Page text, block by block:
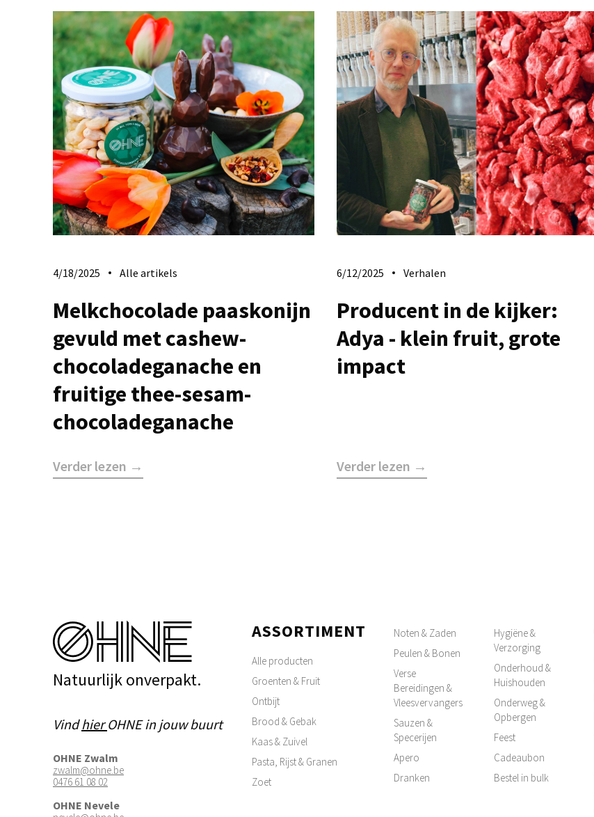
4/18/2025 Alle artikels
Melkchocolade paaskonijn
gevuld met cashew-
chocoladeganache en
fruitige thee-sesam-
chocoladeganache
Verder lezen →
6/12/2025 Verhalen
Producent in de kijker:
Adya - klein fruit, grote
impact
Verder lezen →
Natuurlijk onverpakt.
VindhierOHNE in jouw buurt
OHNE Zwalm
zwalm@ohne.be
0476 61 08 02
OHNE Nevele
ASSORTIMENT
Alle producten
Groenten & Fruit
Ontbijt
Brood & Gebak
Kaas & Zuivel
Pasta, Rijst & Granen
Zoet
Noten & Zaden
Peulen & Bonen
Verse
Bereidingen &
Vleesvervangers
Sauzen &
Specerijen
Apero
Dranken
Hygiëne &
Verzorging
Onderhoud &
Huishouden
Onderweg &
Opbergen
Feest
Cadeaubon
Bestel in bulk